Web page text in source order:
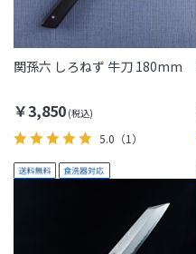
関孫六 しろねず 牛刀 180mm
￥3,850
5.0 （1）